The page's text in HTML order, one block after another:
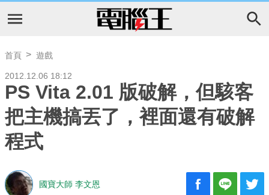
首頁 遊戲
2012.12.06 18:12
PS Vita 2.01 版破解，但駭客
把主機搞丟了，裡面還有破解
程式
國寶大師 李文恩